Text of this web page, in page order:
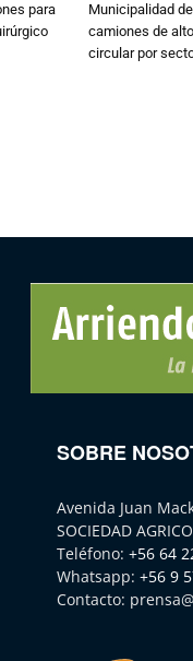
para
Municipalidad
camiones de
circular por
SOBRE
Avenida Juan
SOCIEDAD
Teléfono: +56 64
Whatsapp: +56 9
Contacto: